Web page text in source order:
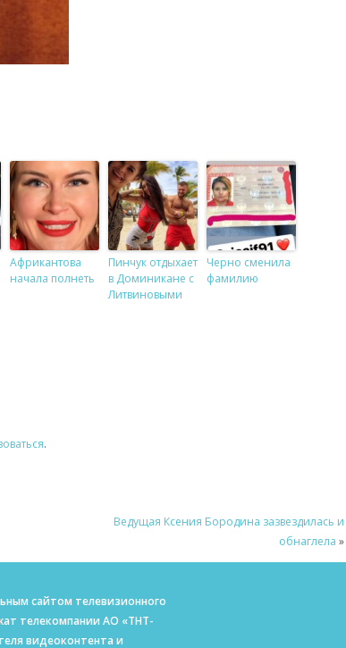
Африкантова
начала полнеть
Пинчук отдыхает
в Доминикане с
Литвиновыми
Черно сменила
фамилию
.
Ведущая Ксения Бородина зазвездилась и
обнаглела »
сайтом телевизионного
телекомпании АО «ТНТ-
видеоконтента и